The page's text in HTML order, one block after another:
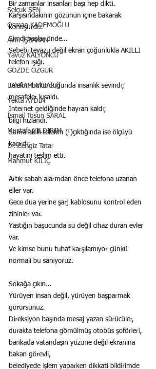
Selçuk ŞEN
Osman KADEMOĞLU
Avni İŞBAKAN
Yavuz KALYONCU
GÖZDE ÖZGÜR
BAYRAM AYBASTI
Yekta AYDIN
İsmail Tosun SARAL
Mustafa YILDIRIM
Dr. Cengiz Tatar
Mahmut KILIÇ
Bir zamanlar insanları başı hep dikti.
Karşısındakinin gözünün içine bakarak
konuşurdu.
Şimdi başlar önde…
Sebebi tevazu değil ekran çoğunlukla AKILLI
telefon ışığı.
Telefon bulunduğunda insanlık sevindi;
mesafeler kısaldı.
İnternet geldiğinde hayran kaldı;
bilgi hızlandı.
Sonra akıllı telefon (!)çıktığında ise ölçüyü
kaçırdı;
hayatını teslim etti.
Artık sabah alarmdan önce telefona uzanan
eller var.
Gece dua yerine şarj kablosunu kontrol eden
zihinler var.
Yastığın başucunda su değil cihaz duran evler
var.
Ve kimse bunu tuhaf karşılamıyor çünkü
normali bu sanıyoruz.
Sokağa çıkın…
Yürüyen insan değil, yürüyen başparmak
görürsünüz.
Direksiyon başında mesaj yazan sürücüler,
durakta telefona gömülmüş otobüs şoförleri,
bankada vatandaşın yüzüne değil ekranına
bakan görevli,
belediyede işlem yaparken dikkati bildirimde